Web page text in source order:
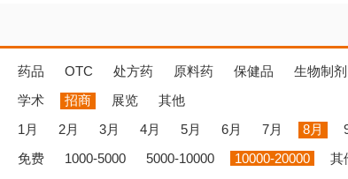
药品 OTC 处方药 原料药 保健品 生物制剂
学术 招商 展览
其他
1月 2月 3月 4月 5月 6月 7月 8月
免费 1000-5000 5000-10000 10000-20000
其